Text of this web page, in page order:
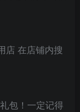
店 在店铺内搜
包！一定记得